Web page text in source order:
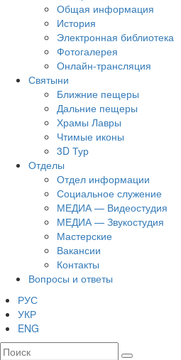
Общая информация
История
Электронная библиотека
Фотогалерея
Онлайн-трансляция
Святыни
Ближние пещеры
Дальние пещеры
Храмы Лавры
Чтимые иконы
3D Тур
Отделы
Отдел информации
Социальное служение
МЕДИА — Видеостудия
МЕДИА — Звукостудия
Мастерские
Вакансии
Контакты
Вопросы и ответы
РУС
УКР
ENG